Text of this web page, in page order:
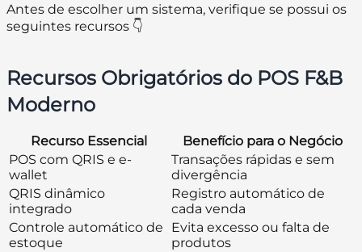
Antes de escolher um sistema, verifique se possui os
seguintes recursos 👇
Recursos Obrigatórios do POS F&B
Moderno
Recurso Essencial
Benefício para o Negócio
POS com QRIS e e-
wallet
Transações rápidas e sem
divergência
QRIS dinâmico
integrado
Registro automático de
cada venda
Controle automático de
estoque
Evita excesso ou falta de
produtos